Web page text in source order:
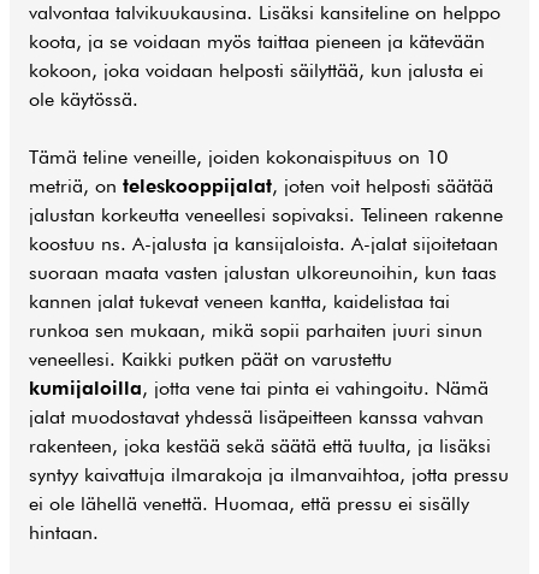
valvontaa talvikuukausina. Lisäksi kansiteline on helppo
koota, ja se voidaan myös taittaa pieneen ja kätevään
kokoon, joka voidaan helposti säilyttää, kun jalusta ei
ole käytössä.
Tämä teline veneille, joiden kokonaispituus on 10
metriä, on teleskooppijalat, joten voit helposti säätää
jalustan korkeutta veneellesi sopivaksi. Telineen rakenne
koostuu ns. A-jalusta ja kansijaloista. A-jalat sijoitetaan
suoraan maata vasten jalustan ulkoreunoihin, kun taas
kannen jalat tukevat veneen kantta, kaidelistaa tai
runkoa sen mukaan, mikä sopii parhaiten juuri sinun
veneellesi. Kaikki putken päät on varustettu
kumijaloilla, jotta vene tai pinta ei vahingoitu. Nämä
jalat muodostavat yhdessä lisäpeitteen kanssa vahvan
rakenteen, joka kestää sekä säätä että tuulta, ja lisäksi
syntyy kaivattuja ilmarakoja ja ilmanvaihtoa, jotta pressu
ei ole lähellä venettä. Huomaa, että pressu ei sisälly
hintaan.